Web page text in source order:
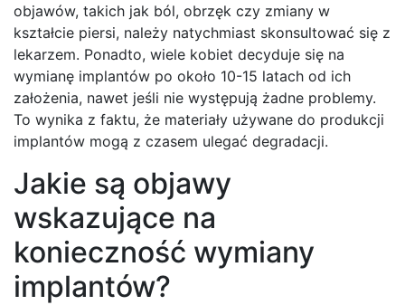
objawów, takich jak ból, obrzęk czy zmiany w
kształcie piersi, należy natychmiast skonsultować się z
lekarzem. Ponadto, wiele kobiet decyduje się na
wymianę implantów po około 10-15 latach od ich
założenia, nawet jeśli nie występują żadne problemy.
To wynika z faktu, że materiały używane do produkcji
implantów mogą z czasem ulegać degradacji.
Jakie są objawy
wskazujące na
konieczność wymiany
implantów?